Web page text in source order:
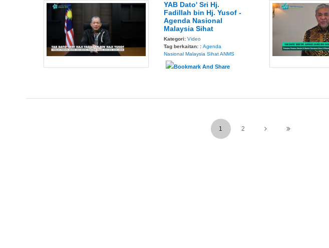
YAB Dato' Sri Hj.
Fadillah bin Hj. Yusof -
Agenda Nasional
Malaysia Sihat
Kategori: Video
Tag berkaitan: : Agenda
Nasional Malaysia SihatANMS
1 2